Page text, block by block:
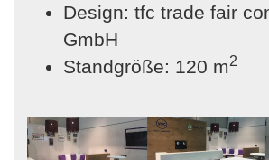
Design: tfc trade fair
GmbH
Standgröße: 120 m2